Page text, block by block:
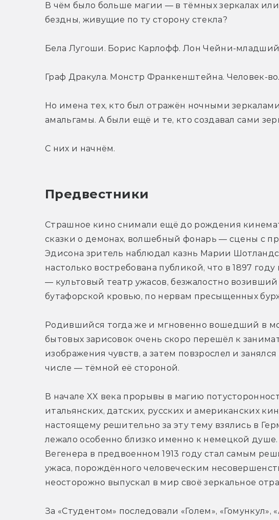
В чём было больше магии — в тёмных зеркалах
бездны, живущие по ту сторону стекла?
Бела Лугоши. Борис Карлофф. Лон Чейни-
Граф Дракула. Монстр Франкенштейна. Человек-
Но имена тех, кто был отражён ночными
амальгамы. А были ещё и те, кто создавал сами
С них и начнём.
Предвестники
Страшное кино снимали ещё до рождения
сказки о демонах, волшебный фонарь — сцены с
Эдисона зритель наблюдал казнь Марии
настолько востребована публикой, что в 1897
— культовый театр ужасов, безжалостно
бутафорской кровью, по нервам пресыщенных
Родившийся тогда же и мгновенно вошедший в
бытовых зарисовок очень скоро перешёл к
изображения чувств, а затем повзрослел и
числе — тёмной её стороной.
В начале XX века прорывы в магию
итальянских, датских, русских и американских
настоящему решительно за эту тему взялись в
лежало особенно близко именно к немецкой
Вегенера в предвоенном 1913 году стал самым
ужаса, порождённого человеческим
неосторожно выпускал в мир своё зеркальное
За «Студентом» последовали «Голем»,